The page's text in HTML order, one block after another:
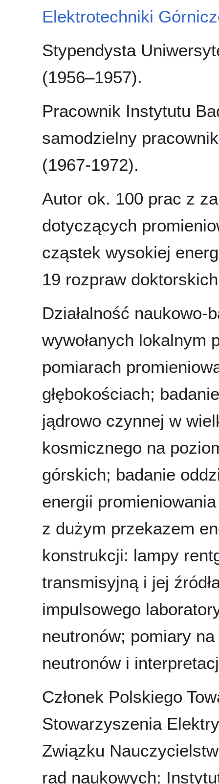
Elektrotechniki
Stypendysta
(1956–1957).
Pracownik Instytutu
samodzielny
(1967-1972).
Autor ok. 100 prac z
dotyczących
cząstek wysokiej
19 rozpraw
Działalność
wywołanych lokalnym
pomiarach
głębokościach;
jądrowo czynnej w
kosmicznego na
górskich; badanie
energii
z dużym przekazem
konstrukcji: lampy
transmisyjną i jej
impulsowego
neutronów; pomiary
neutronów i
Członek Polskiego
Stowarzyszenia
Związku
rad naukowych: